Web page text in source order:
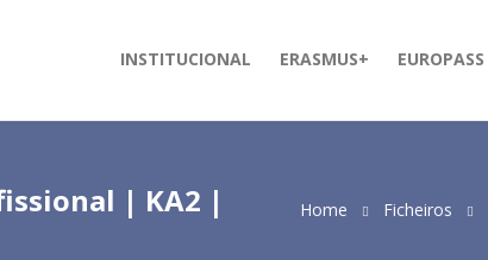
INSTITUCIONAL ERASMUS+ EUROPASS
| KA2 |
Home Ficheiros